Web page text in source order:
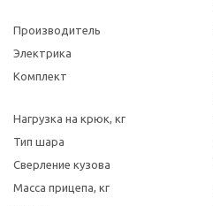
Производитель
Электрика
Комплект
Нагрузка на крюк, кг
Тип шара
Сверление кузова
Масса прицепа, кг